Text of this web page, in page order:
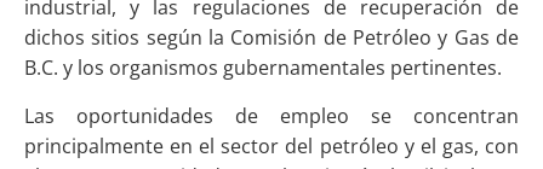
industrial, y las regulaciones de recuperación de
dichos sitios según la Comisión de Petróleo y Gas de
B.C. y los organismos gubernamentales pertinentes.
Las oportunidades de empleo se concentran
principalmente en el sector del petróleo y el gas, con